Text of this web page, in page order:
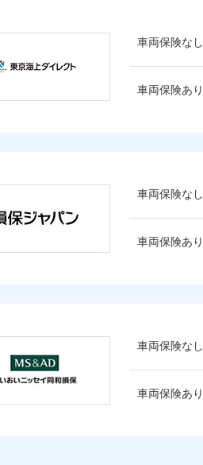
車両保険なし
車両保険あり
車両保険なし
車両保険あり
車両保険なし
車両保険あり